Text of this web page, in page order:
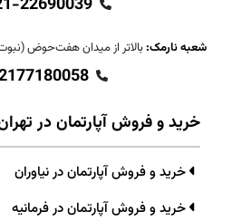
22690039
شعبه نارمک: بالاتر از میدان هفت‌حوض
خرید و فروش آپارتمان در
خرید و فروش آپارتمان در نیاوران
خرید و فروش آپارتمان در فرمانیه